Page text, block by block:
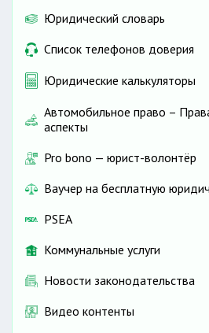
Юридический словарь
Список телефонов доверия
Юридические калькуляторы
Автомобильное право –
аспекты
Pro bono — юрист-волонтёр
Ваучер на бесплатную
PSEA
Коммунальные услуги
Новости законодательства
Видео контенты